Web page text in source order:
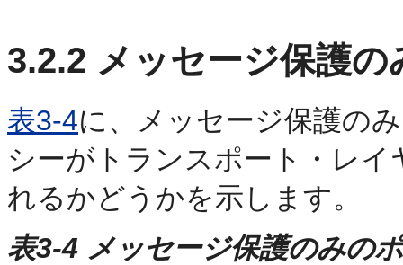
3.2.2 メッセージ保護
表3-4に、メッセージ保護の
シーがトランスポート・レ
れるかどうかを示します。
表3-4 メッセージ保護のみの